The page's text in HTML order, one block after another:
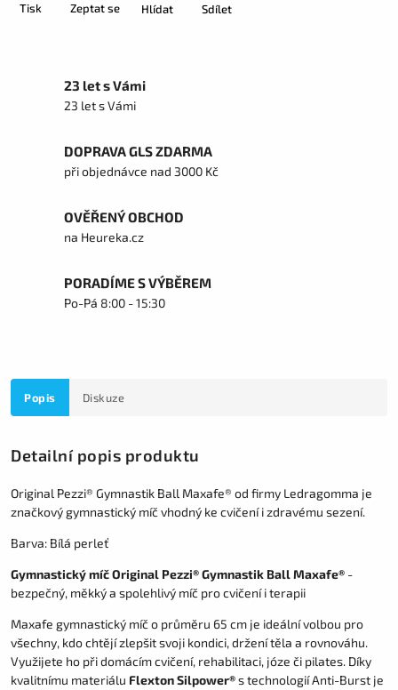
Tisk Zeptat se Hlídat Sdílet
23 let s Vámi
23 let s Vámi
DOPRAVA GLS ZDARMA
při objednávce nad 3000 Kč
OVĚŘENÝ OBCHOD
na Heureka.cz
PORADÍME S VÝBĚREM
Po-Pá 8:00 - 15:30
Popis Diskuze
Detailní popis produktu
Original Pezzi® Gymnastik Ball Maxafe® od firmy Ledragomma je
značkový gymnastický míč vhodný ke cvičení i zdravému sezení.
Barva: Bílá perleť
Gymnastický míč Original Pezzi® Gymnastik Ball Maxafe® -
bezpečný, měkký a spolehlivý míč pro cvičení i terapii
Maxafe gymnastický míč o průměru 65 cm je ideální volbou pro
všechny, kdo chtějí zlepšit svoji kondici, držení těla a rovnováhu.
Využijete ho při domácím cvičení, rehabilitaci, józe či pilates. Díky
kvalitnímu materiálu Flexton Silpower®s technologií Anti-Burst je